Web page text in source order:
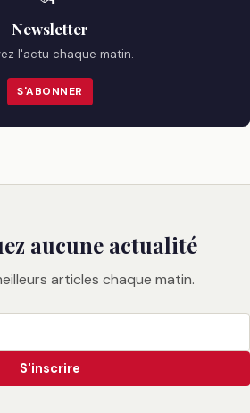
Newsletter
l'actu chaque matin.
S'ABONNER
aucune actualité
articles chaque matin.
S'inscrire